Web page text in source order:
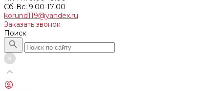
Cб-Вс: 9:00-17:00
korund119@yandex.ru
Заказать звонок
Поиск